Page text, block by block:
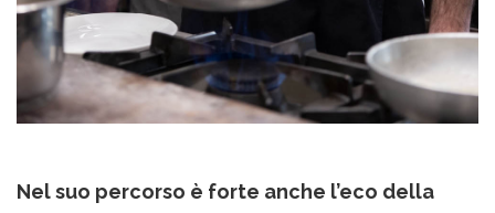
Nel suo percorso è forte anche l’eco della